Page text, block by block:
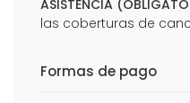
ASISTENCIA
las coberturas de
Formas de pago